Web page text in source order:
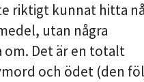
riktigt kunnat hitta
utan några
om. Det är en totalt
och ödet (den